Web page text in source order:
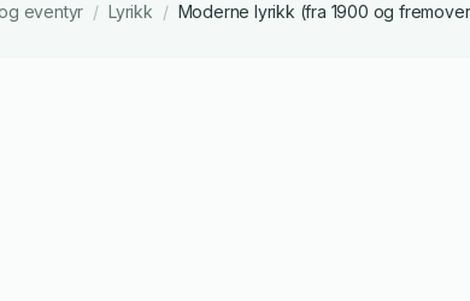
eventyr / Lyrikk / Moderne lyrikk (fra 1900 og